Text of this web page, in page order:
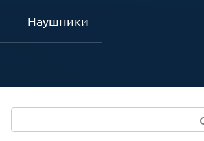
Наушники